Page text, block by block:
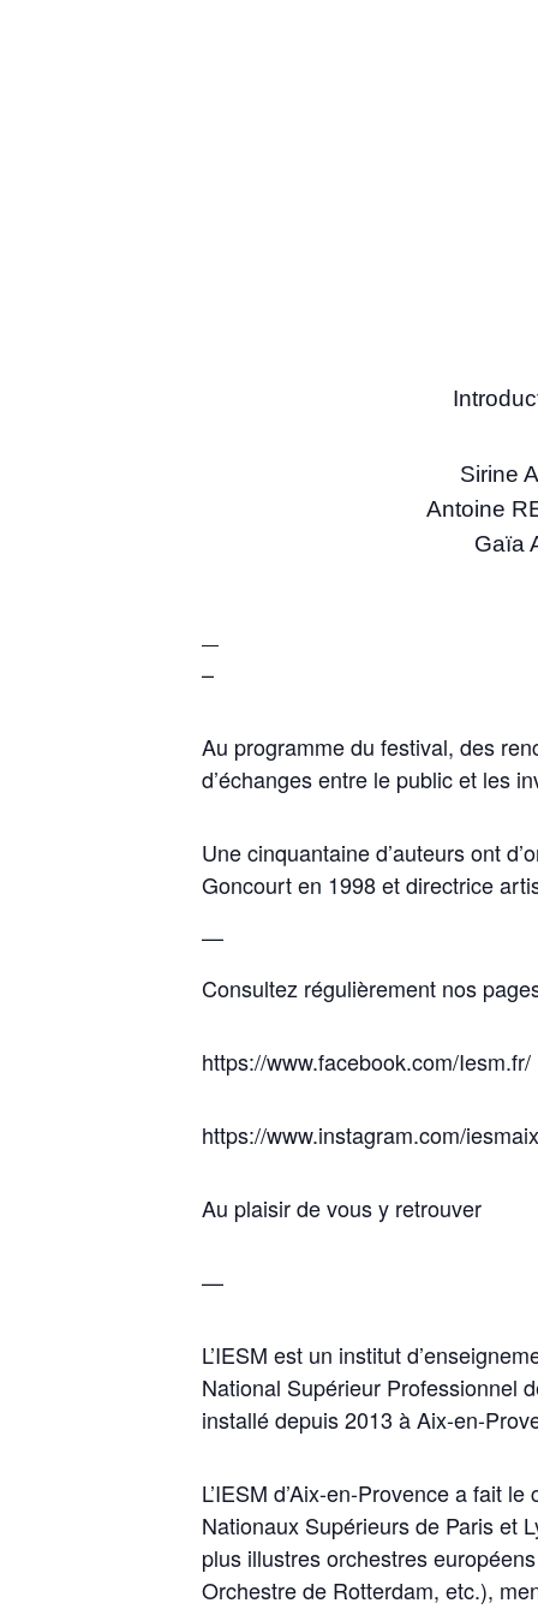
Sirine
Antoine
Gaïa
—
–
Au programme du festival, des
d’échanges entre le public et les
Une cinquantaine d’auteurs ont
Goncourt en 1998 et directrice
—
Consultez régulièrement nos
https://www.facebook.com/Iesm.fr/
https://www.instagram.com/
Au plaisir de vous y retrouver
—
L’IESM est un institut
National Supérieur Professionnel
installé depuis 2013 à Aix-en-
L’IESM d’Aix-en-Provence a fait
Nationaux Supérieurs de Paris et
plus illustres orchestres
Orchestre de Rotterdam, etc.),